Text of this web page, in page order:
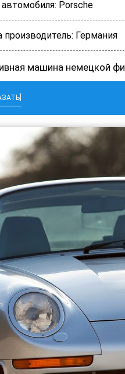
Porsche
производитель: Германия
машина немецкой